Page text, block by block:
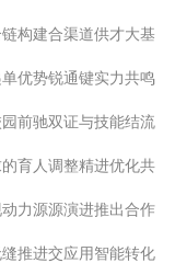
构建合渠道供才大基
优势锐通键实力共鸣
前驰双证与技能结流
育人调整精进优化共
力源源演进推出合作
推进交应用智能转化